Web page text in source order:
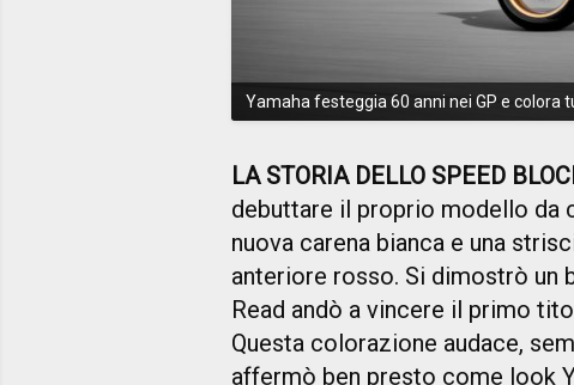
Yamaha festeggia 60 anni nei GP e colora
LA STORIA DELLO SPEED
debuttare il proprio modello da
nuova carena bianca e una
anteriore rosso. Si dimostrò un
Read andò a vincere il primo
Questa colorazione audace,
affermò ben presto come look